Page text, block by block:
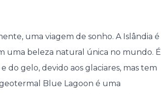
uma viagem de sonho. A Islândia é
uma beleza natural única no mundo. É
do gelo, devido aos glaciares, mas tem
Blue Lagoon é uma